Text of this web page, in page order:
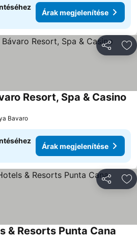
Árak megjelenítése
Resort, Spa & Casino
Bavaro
Árak megjelenítése
& Resorts Punta Cana